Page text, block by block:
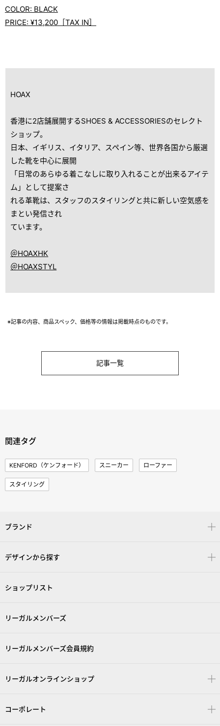
COLOR: BLACK
PRICE: ¥13,200［TAX IN］
HOAX
香港に2店舗展開するSHOES & ACCESSORIESのセレクト
ショップ。
日本、イギリス、イタリア、スペイン等、世界各国から厳選
した靴を中心に展開
「日常のあらゆる着こなしに取り入れることが出来るアイテ
ム」として提案さ
れる革靴は、スタッフのスタイリングと共に新しい空気感を
まとい発信され
ています。
＠HOAXHK
＠HOAXSTYL
※記事の内容、商品スペック、価格等の情報は掲載時点のものです。
記事一覧
関連タグ
KENFORD（ケンフォード） スニーカー ローファー
スタイリング
ブランド
デザインから探す
ショップリスト
リーガルメンバーズ
リーガルメンバーズ会員規約
リーガルオンラインショップ
コーポレート